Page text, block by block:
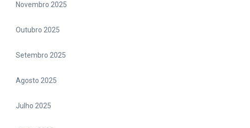
Novembro 2025
Outubro 2025
Setembro 2025
Agosto 2025
Julho 2025